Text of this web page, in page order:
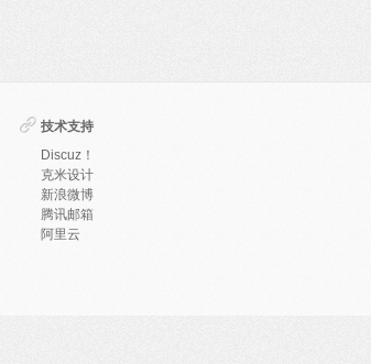
技术支持
Discuz！
克米设计
新浪微博
腾讯邮箱
阿里云